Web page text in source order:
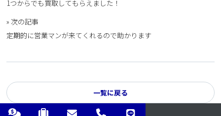
1つからでも買取してもらえました！
» 次の記事
定期的に営業マンが来てくれるので助かります
一覧に戻る